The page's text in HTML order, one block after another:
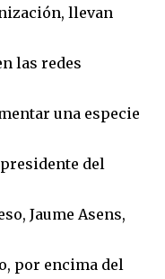
llevan
las redes
una especie
del
Jaume Asens,
por encima del